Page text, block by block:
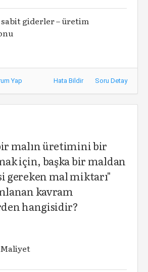
giderler – üretim
Yap Hata Bildir Soru Detay
malın üretimini bir
için, başka bir maldan
gereken mal miktarı"
kavram
hangisidir?